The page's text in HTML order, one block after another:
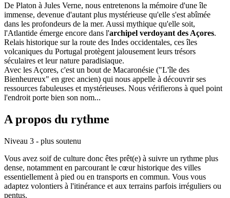
De Platon à Jules Verne, nous entretenons la mémoire d'une île
immense, devenue d'autant plus mystérieuse qu'elle s'est abîmée
dans les profondeurs de la mer. Aussi mythique qu'elle soit,
l'Atlantide émerge encore dans l'archipel verdoyant des Açores.
Relais historique sur la route des Indes occidentales, ces îles
volcaniques du Portugal protègent jalousement leurs trésors
séculaires et leur nature paradisiaque.
Avec les Açores, c'est un bout de Macaronésie ("L'île des
Bienheureux" en grec ancien) qui nous appelle à découvrir ses
ressources fabuleuses et mystérieuses. Nous vérifierons à quel point
l'endroit porte bien son nom...
A propos du rythme
Niveau 3 - plus soutenu
Vous avez soif de culture donc êtes prêt(e) à suivre un rythme plus
dense, notamment en parcourant le cœur historique des villes
essentiellement à pied ou en transports en commun. Vous vous
adaptez volontiers à l'itinérance et aux terrains parfois irréguliers ou
pentus.